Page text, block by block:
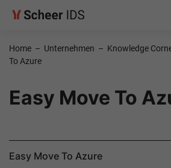
Home – Unternehmen – Knowledge
To Azure
Easy Move To
Easy Move To Azure